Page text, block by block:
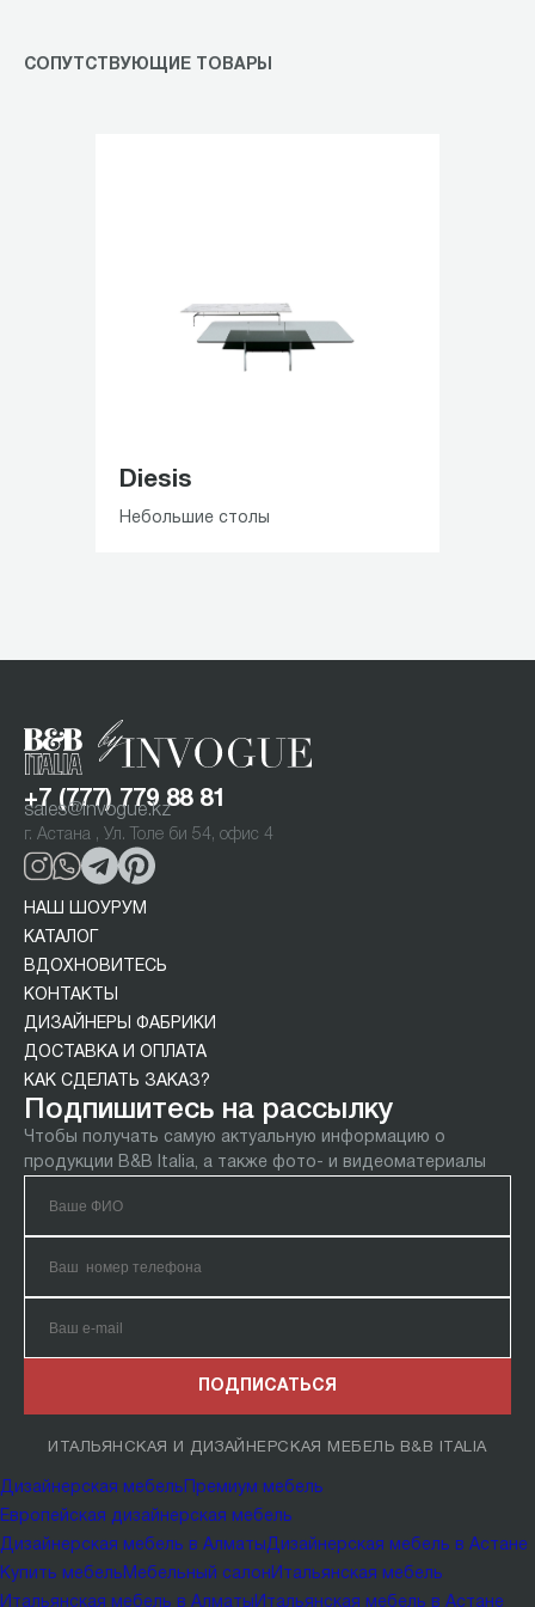
СОПУТСТВУЮЩИЕ ТОВАРЫ
Diesis
Небольшие столы
+7 (777) 779 88 81
sales@invogue.kz
г. Астана , Ул. Толе би 54, офис 4
НАШ ШОУРУМ
КАТАЛОГ
ВДОХНОВИТЕСЬ
КОНТАКТЫ
ДИЗАЙНЕРЫ ФАБРИКИ
ДОСТАВКА И ОПЛАТА
КАК СДЕЛАТЬ ЗАКАЗ?
Подпишитесь на рассылку
Чтобы получать самую актуальную информацию о
продукции B&B Italia, а также фото- и видеоматериалы
ПОДПИСАТЬСЯ
ИТАЛЬЯНСКАЯ И ДИЗАЙНЕРСКАЯ МЕБЕЛЬ B&B ITALIA
Дизайнерская мебель Премиум мебель
Европейская дизайнерская мебель
Дизайнерская мебель в АлматыДизайнерская мебель в Астане
Купить мебель Мебельный салон Итальянская мебель
Итальянская мебель в Алматы Итальянская мебель в Астане